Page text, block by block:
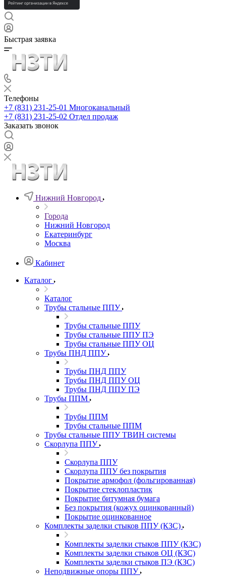
Быстрая заявка
Телефоны
+7 (831) 231-25-01 Многоканальный
+7 (831) 231-25-02 Отдел продаж
Заказать звонок
Нижний Новгород
Города
Нижний Новгород
Екатеринбург
Москва
Кабинет
Каталог
Каталог
Трубы стальные ППУ
Трубы стальные ППУ
Трубы стальные ППУ ПЭ
Трубы стальные ППУ ОЦ
Трубы ПНД ППУ
Трубы ПНД ППУ
Трубы ПНД ППУ ОЦ
Трубы ПНД ППУ ПЭ
Трубы ППМ
Трубы ППМ
Трубы стальные ППМ
Трубы стальные ППУ ТВИН системы
Скорлупа ППУ
Скорлупа ППУ
Скорлупа ППУ без покрытия
Покрытие армофол (фольгированная)
Покрытие стеклопластик
Покрытие битумная бумага
Без покрытия (кожух оцинкованный)
Покрытие оцинкованное
Комплекты заделки стыков ППУ (КЗС)
Комплекты заделки стыков ППУ (КЗС)
Комплекты заделки стыков ОЦ (КЗС)
Комплекты заделки стыков ПЭ (КЗС)
Неподвижные опоры ППУ